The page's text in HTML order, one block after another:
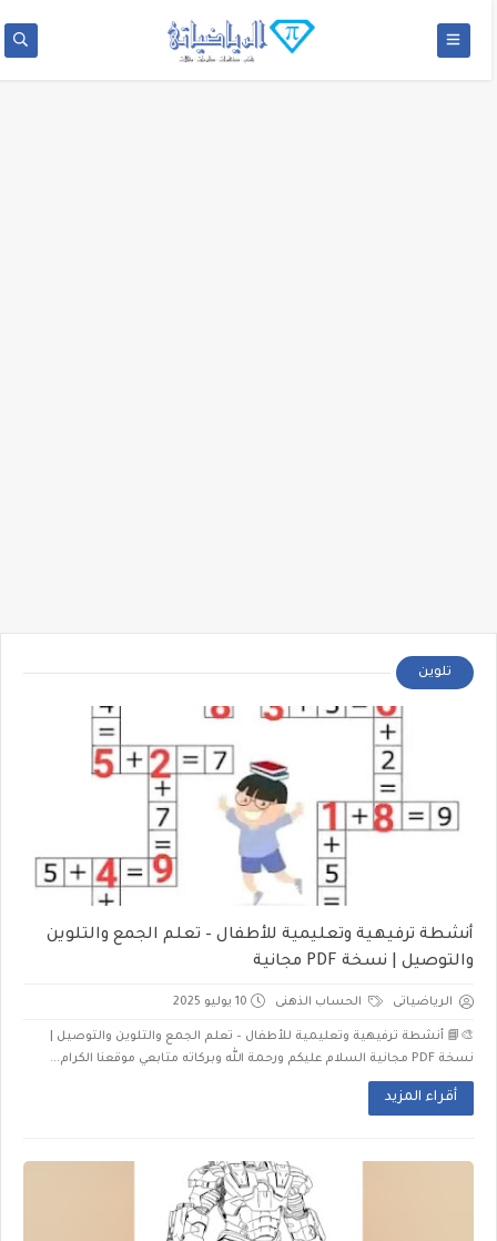
تلوين
أنشطة ترفيهية وتعليمية للأطفال – تعلم الجمع والتلوين
والتوصيل | نسخة PDF مجانية
الرياضياتى الحساب الذهنى 10 يوليو 2025
🎨📘 أنشطة ترفيهية وتعليمية للأطفال – تعلم الجمع والتلوين والتوصيل |
نسخة PDF مجانية السلام عليكم ورحمة الله وبركاته متابعي موقعنا الكرام...
أقراء المزيد